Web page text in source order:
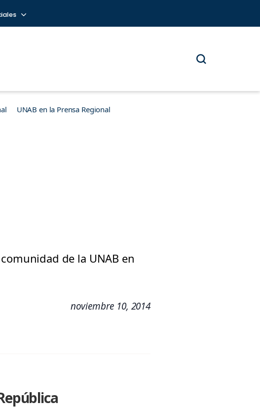
UNAB en la Prensa Regional
de la UNAB en
noviembre 10, 2014